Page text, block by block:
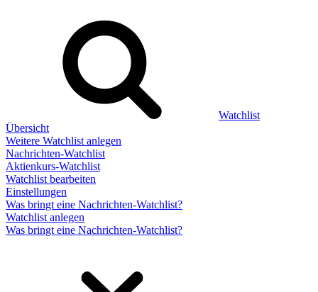
Watchlist
Übersicht
Weitere Watchlist anlegen
Nachrichten-Watchlist
Aktienkurs-Watchlist
Watchlist bearbeiten
Einstellungen
Was bringt eine Nachrichten-Watchlist?
Watchlist anlegen
Was bringt eine Nachrichten-Watchlist?